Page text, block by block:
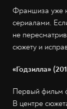
Франшиза уже
сериалами.
не
сюжету и
«Годзилла»
Первый фильм
В центре